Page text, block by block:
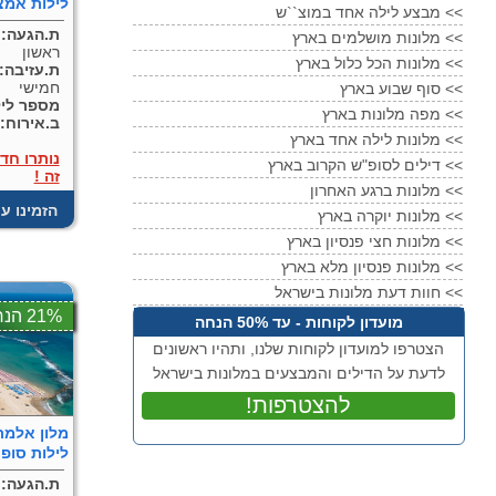
ת.הגעה:
ראשון
חמישי
מספר
ב.אירוח:
נותרו
זה !
! הזמינו
21% הנחה
לילות
ת.הגעה:
מבצע לילה אחד במוצ``ש <<
מלונות מושלמים בארץ <<
מלונות הכל כלול בארץ <<
סוף שבוע בארץ <<
מפה מלונות בארץ <<
מלונות לילה אחד בארץ <<
דילים לסופ"ש הקרוב בארץ <<
מלונות ברגע האחרון <<
מלונות יוקרה בארץ <<
מלונות חצי פנסיון בארץ <<
מלונות פנסיון מלא בארץ <<
חוות דעת מלונות בישראל <<
מועדון לקוחות - עד 50% הנחה
הצטרפו למועדון לקוחות שלנו, ותהיו ראשונים
לדעת על הדילים והמבצעים במלונות בישראל
!להצטרפות